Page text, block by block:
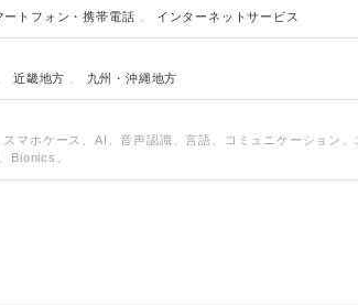
ートフォン・携帯電話 インターネットサービス
、近畿地方 九州・沖縄地方
マホケース、AI、音声認識、言語、コミュニケーション、
Bionics、